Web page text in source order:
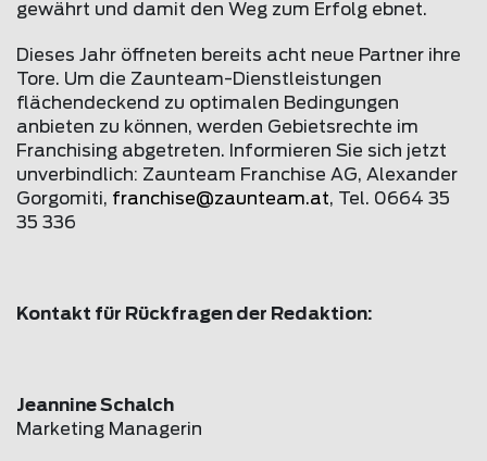
gewährt und damit den Weg zum Erfolg ebnet.
Dieses Jahr öffneten bereits acht neue Partner ihre
Tore. Um die Zaunteam-Dienstleistungen
flächendeckend zu optimalen Bedingungen
anbieten zu können, werden Gebietsrechte im
Franchising abgetreten. Informieren Sie sich jetzt
unverbindlich: Zaunteam Franchise AG, Alexander
Gorgomiti, franchise@zaunteam.at, Tel. 0664 35
35 336
Kontakt für Rückfragen der Redaktion:
Jeannine Schalch
Marketing Managerin